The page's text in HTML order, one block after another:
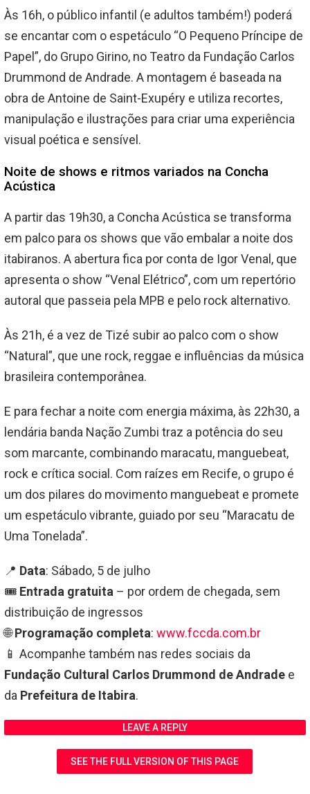
Às 16h, o público infantil (e adultos também!) poderá
se encantar com o espetáculo “O Pequeno Príncipe de
Papel”, do Grupo Girino, no Teatro da Fundação Carlos
Drummond de Andrade. A montagem é baseada na
obra de Antoine de Saint-Exupéry e utiliza recortes,
manipulação e ilustrações para criar uma experiência
visual poética e sensível.
Noite de shows e ritmos variados na Concha
Acústica
A partir das 19h30, a Concha Acústica se transforma
em palco para os shows que vão embalar a noite dos
itabiranos. A abertura fica por conta de Igor Venal, que
apresenta o show “Venal Elétrico”, com um repertório
autoral que passeia pela MPB e pelo rock alternativo.
Às 21h, é a vez de Tizé subir ao palco com o show
“Natural”, que une rock, reggae e influências da música
brasileira contemporânea.
E para fechar a noite com energia máxima, às 22h30, a
lendária banda Nação Zumbi traz a potência do seu
som marcante, combinando maracatu, manguebeat,
rock e crítica social. Com raízes em Recife, o grupo é
um dos pilares do movimento manguebeat e promete
um espetáculo vibrante, guiado por seu “Maracatu de
Uma Tonelada”.
📍 Data: Sábado, 5 de julho
🎟️ Entrada gratuita – por ordem de chegada, sem
distribuição de ingressos
🌐Programação completa: www.fccda.com.br
📱 Acompanhe também nas redes sociais da
Fundação Cultural Carlos Drummond de Andrade e
da Prefeitura de Itabira.
LEAVE A REPLY
SEE THE FULL VERSION OF THIS PAGE